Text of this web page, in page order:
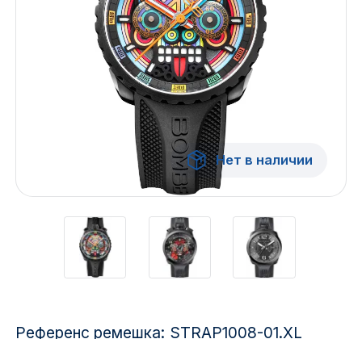
Волгоград
Кемерово
1 Мая
1 Поселок
2-я Смирновка
Нет в наличии
Референс ремешка: STRAP1008-01.XL